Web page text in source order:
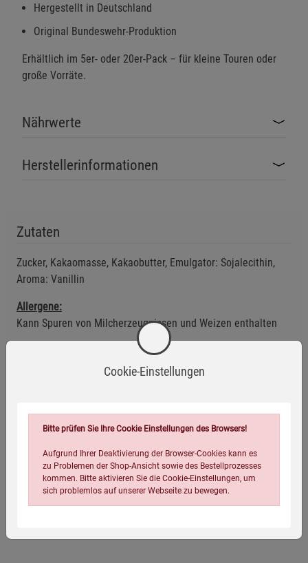
Hergestellt in Deutschland
Original Bundeswehr-Produktion
Erhältlich im 5er- oder 20er-Pack – für kleine Touren oder
große Vorräte.
Nährwerte
Herstellerinformationen
Zutaten
Zucker, Kakaomasse, Kakaobutter, Emulgator: Sojalecithin,
Aroma: Vanillin
Allergene:
Kann Spuren von Milcherzeugnissen und Weizen enthalten
Anwendungsempfehlung
Mindestens haltbar bis: siehe Verpackung.
Eigenschaften
4054239007503
Infos:
5 x 50 g
Cookie-Einstellungen
Bitte prüfen Sie Ihre Cookie Einstellungen des Browsers!
Aufgrund Ihrer Deaktivierung der Browser-Cookies kann es
zu Problemen der Shop-Ansicht sowie des Bestellprozesses
kommen. Bitte aktivieren Sie die Cookie-Einstellungen, um
sich problemlos auf unserer Webseite zu bewegen.